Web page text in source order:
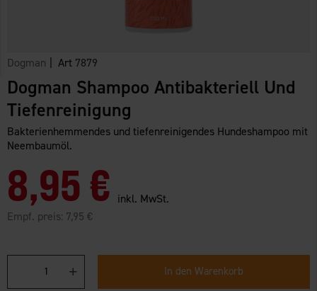
Dogman | Art 7879
Dogman Shampoo Antibakteriell Und
Tiefenreinigung
Bakterienhemmendes und tiefenreinigendes Hundeshampoo mit
Neembaumöl.
8,95 € inkl. MwSt.
Empf. preis: 7,95 €
In den Warenkorb